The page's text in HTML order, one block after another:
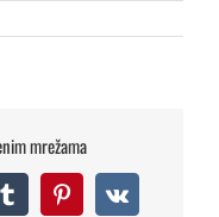
mrežama
TumblrPinterest
Vk